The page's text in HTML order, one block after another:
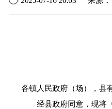
各镇人民政府（场），县
经县政府同意，现将《